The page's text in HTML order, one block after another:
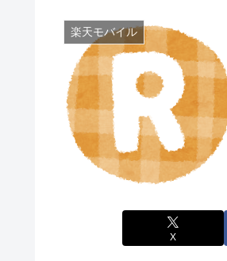
楽天モバイル
X